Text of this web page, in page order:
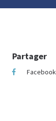
Partager
Facebook